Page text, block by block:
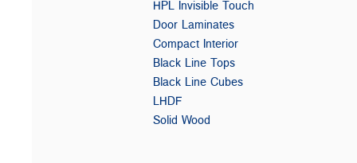
HPL Invisible Touch
Door Laminates
Compact Interior
Black Line Tops
Black Line Cubes
LHDF
Solid Wood